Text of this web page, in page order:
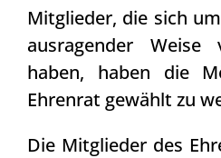
Mit­glie­der, die sich
aus­ra­gen­der Wei­se
haben, haben die
Ehren­rat gewählt zu
Die Mit­glie­der des